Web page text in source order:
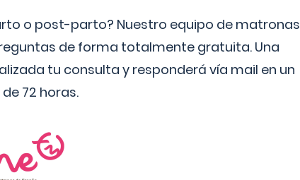
o post-parto? Nuestro equipo de matronas
de forma totalmente gratuita. Una
tu consulta y responderá vía mail en un
72 horas.